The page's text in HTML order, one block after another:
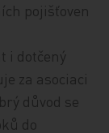
pojišťoven
i dotčený
za asociaci
důvod se
do